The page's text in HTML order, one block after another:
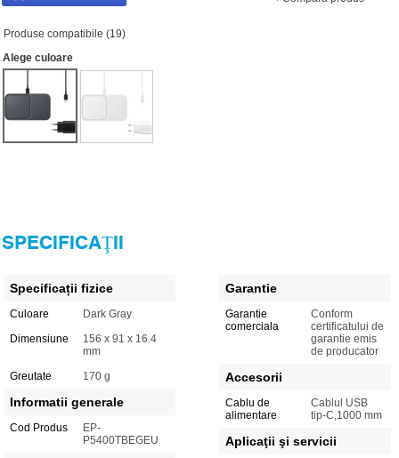
Produse compatibile (19)
Alege culoare
SPECIFICAŢII
Specificații fizice
Culoare
Dark Gray
Dimensiune
156 x 91 x 16.4
mm
Greutate
170 g
Informatii generale
Cod Produs
EP-
P5400TBEGEU
Garantie
Garantie
comerciala
Conform
certificatului de
garantie emis
de producator
Accesorii
Cablu de
alimentare
Cablul USB
tip-C,1000 mm
Aplicaţii şi servicii